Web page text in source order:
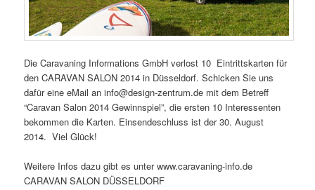
Die Caravaning Informations GmbH verlost 10 Eintrittskarten für
den CARAVAN SALON 2014 in Düsseldorf. Schicken Sie uns
dafür eine eMail an info@design-zentrum.de mit dem Betreff
“Caravan Salon 2014 Gewinnspiel”, die ersten 10 Interessenten
bekommen die Karten. Einsendeschluss ist der 30. August
2014. Viel Glück!
Weitere Infos dazu gibt es unter www.caravaning-info.de
CARAVAN SALON DÜSSELDORF